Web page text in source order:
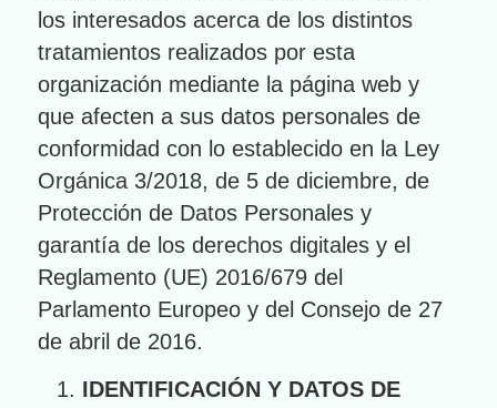
los interesados acerca de los distintos
tratamientos realizados por esta
organización mediante la página web y
que afecten a sus datos personales de
conformidad con lo establecido en la Ley
Orgánica 3/2018, de 5 de diciembre, de
Protección de Datos Personales y
garantía de los derechos digitales y el
Reglamento (UE) 2016/679 del
Parlamento Europeo y del Consejo de 27
de abril de 2016.
IDENTIFICACIÓN Y DATOS DE